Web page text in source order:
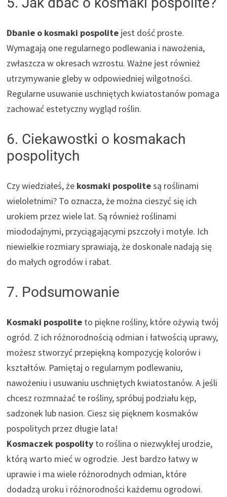
Dbanie o kosmaki pospolite jest dość proste.
Wymagają one regularnego podlewania i nawożenia,
zwłaszcza w okresach wzrostu. Ważne jest również
utrzymywanie gleby w odpowiedniej wilgotności.
Regularne usuwanie uschniętych kwiatostanów pomaga
zachować estetyczny wygląd roślin.
6. Ciekawostki o kosmakach
pospolitych
Czy wiedziałeś, że kosmaki pospolitesą roślinami
wieloletnimi? To oznacza, że można cieszyć się ich
urokiem przez wiele lat. Są również roślinami
miododajnymi, przyciągającymi pszczoły i motyle. Ich
niewielkie rozmiary sprawiają, że doskonale nadają się
do małych ogrodów i rabat.
7. Podsumowanie
Kosmaki pospolite to piękne rośliny, które ożywią twój
ogród. Z ich różnorodnością odmian i łatwością uprawy,
możesz stworzyć przepiękną kompozycję kolorów i
kształtów. Pamiętaj o regularnym podlewaniu,
nawożeniu i usuwaniu uschniętych kwiatostanów. A jeśli
chcesz rozmnażać te rośliny, spróbuj podziału kęp,
sadzonek lub nasion. Ciesz się pięknem kosmaków
pospolitych przez długie lata!
Kosmaczek pospolity to roślina o niezwykłej urodzie,
którą warto mieć w ogrodzie. Jest bardzo łatwy w
uprawie i ma wiele różnorodnych odmian, które
dodadzą uroku i różnorodności każdemu ogrodowi.